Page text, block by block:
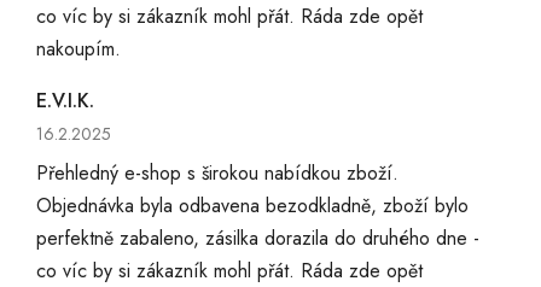
co víc by si zákazník mohl přát. Ráda zde opět
nakoupím.
E.V.I.K.
Hodnocení obchodu je 5 z 5 hvězdiček.
16.2.2025
Přehledný e-shop s širokou nabídkou zboží.
Objednávka byla odbavena bezodkladně, zboží bylo
perfektně zabaleno, zásilka dorazila do druhého dne -
co víc by si zákazník mohl přát. Ráda zde opět